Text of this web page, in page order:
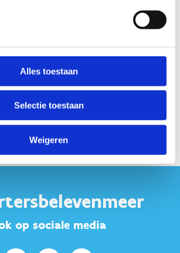
Alles toestaan
Selectie toestaan
Weigeren
op sociale media